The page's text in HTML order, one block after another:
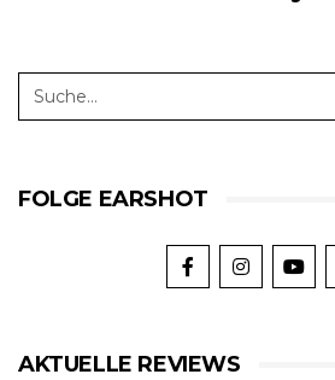
FOLGE EARSHOT
AKTUELLE REVIEWS